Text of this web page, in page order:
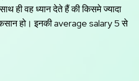
ही वह ध्यान देते हैं की किसमे ज्यादा
हो। इनकी average salary 5 से